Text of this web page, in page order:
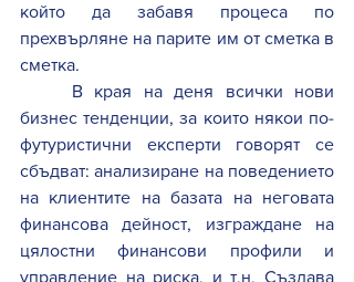
който да забавя процеса по
прехвърляне на парите им от сметка в
сметка.
В края на деня всички нови
бизнес тенденции, за които някои по-
футуристични експерти говорят се
сбъдват: анализиране на поведението
на клиентите на базата на неговата
финансова дейност, изграждане на
цялостни финансови профили и
управление на риска, и т.н. Създава